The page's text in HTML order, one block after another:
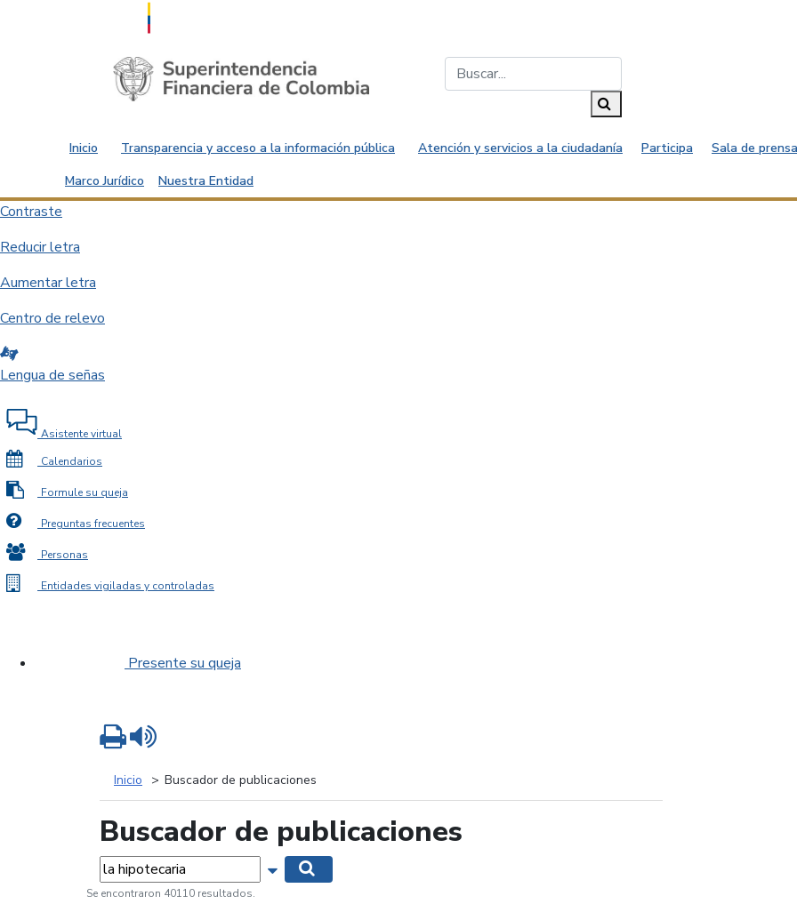
Saltar al contenido principal
Inicio Transparencia y acceso a la información pública Atención y servicios a la ciudadanía Participa
Sala de
Marco Jurídico
Nuestra Entidad
Contraste
Reducir letra
Aumentar letra
Centro de relevo
Lengua de señas
Asistente virtual
Calendarios
Formule su queja
Preguntas frecuentes
Personas
Entidades vigiladas y controladas
Presente su queja
Inicio Buscador de publicaciones
Buscador de publicaciones
Palabras... Mostrar opciones de búsqueda
Se encontraron 40110 resultados.
Imprimir